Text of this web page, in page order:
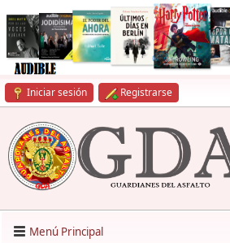
Iniciar sesión Registrarse
Menú Principal